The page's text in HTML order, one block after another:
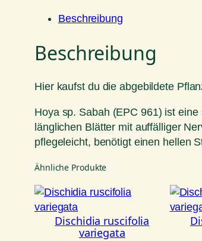
Beschreibung
Beschreibung
Hier kaufst du die abgebildete
Hoya sp. Sabah (EPC 961) ist
länglichen Blätter mit auffälliger
pflegeleicht, benötigt einen hellen
Ähnliche Produkte
Dischidia ruscifolia
variegata